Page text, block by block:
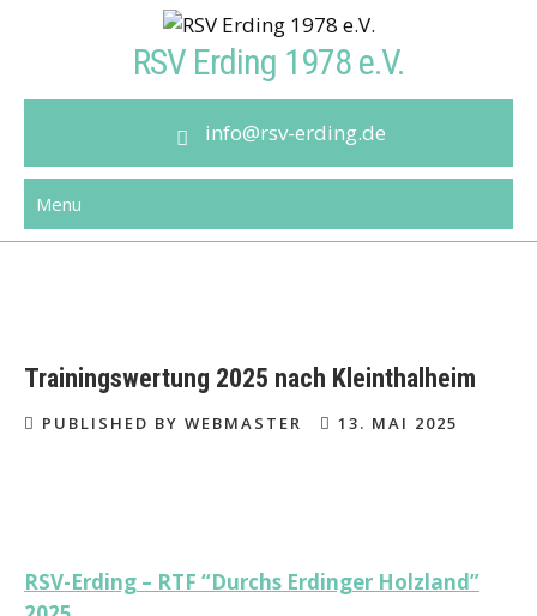
RSV Erding 1978 e.V.
info@rsv-erding.de
Menu
Trainingswertung 2025 nach Kleinthalheim
PUBLISHED BY WEBMASTER 13. MAI 2025
Beitragsnavigation
RSV-Erding – RTF “Durchs Erdinger Holzland”